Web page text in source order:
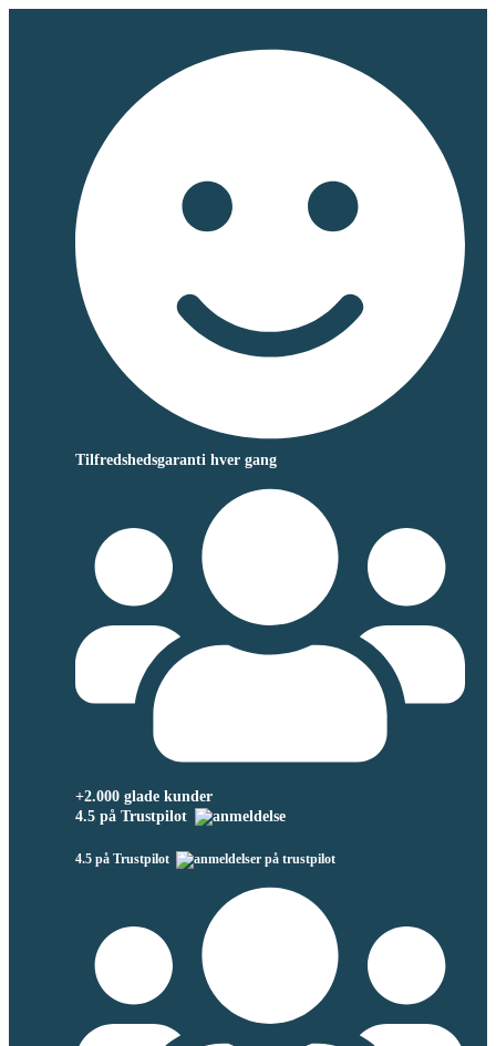
Tilfredshedsgaranti hver gang
+2.000 glade kunder
4.5 på Trustpilot
4.5 på Trustpilot